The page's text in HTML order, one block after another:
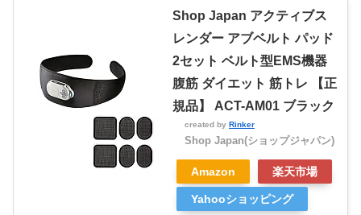
Shop Japan アクティブス
レンダー アブベルト パッド
2セット ベルト型EMS機器
腹筋 ダイエット 筋トレ 【正
規品】 ACT-AM01 ブラック
created by Rinker
Shop Japan(ショップジャパン)
Amazon 楽天市場
Yahooショッピング